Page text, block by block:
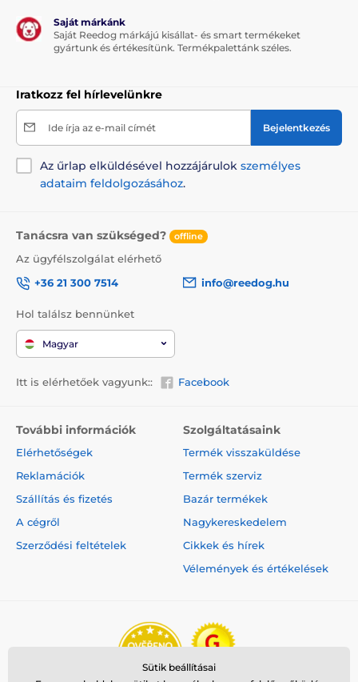
nincs
A csomag tartalma:
Reedog kutyapárna - alátét
Megjegyzés: A kép csak illusztráció.
A termék a következő kategóriákba sorolt
Házak, fekhelyek
Nagytestű kutyáknak
Saját márkánk
Saját Reedog márkájú kisállat- és smart termékeket
gyártunk és értékesítünk. Termékpalettánk széles.
Iratkozz fel hírlevelünkre
Ide írja az e-mail címét Bejelentkezés
Az űrlap elküldésével hozzájárulok személyes
adataim feldolgozásához.
Tanácsra van szükséged? offline
Az ügyfélszolgálat elérhető
+36 21 300 7514
info@reedog.hu
Hol találsz bennünket
Magyar
Itt is elérhetőek vagyunk:: Facebook
További információk
Elérhetőségek
Reklamációk
Szállítás és fizetés
A cégről
Szerződési feltételek
Szolgáltatásaink
Termék visszaküldése
Termék szerviz
Bazár termékek
Nagykereskedelem
Cikkek és hírek
Vélemények és értékelések
Sütik beállításai